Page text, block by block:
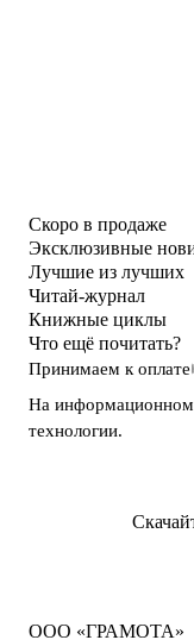
Скоро в продаже
Эксклюзивные
Лучшие из лучших
Читай-журнал
Книжные циклы
Что ещё почитать?
Принимаем к оплате
На информационном
технологии.
ООО «ГРАМОТА»